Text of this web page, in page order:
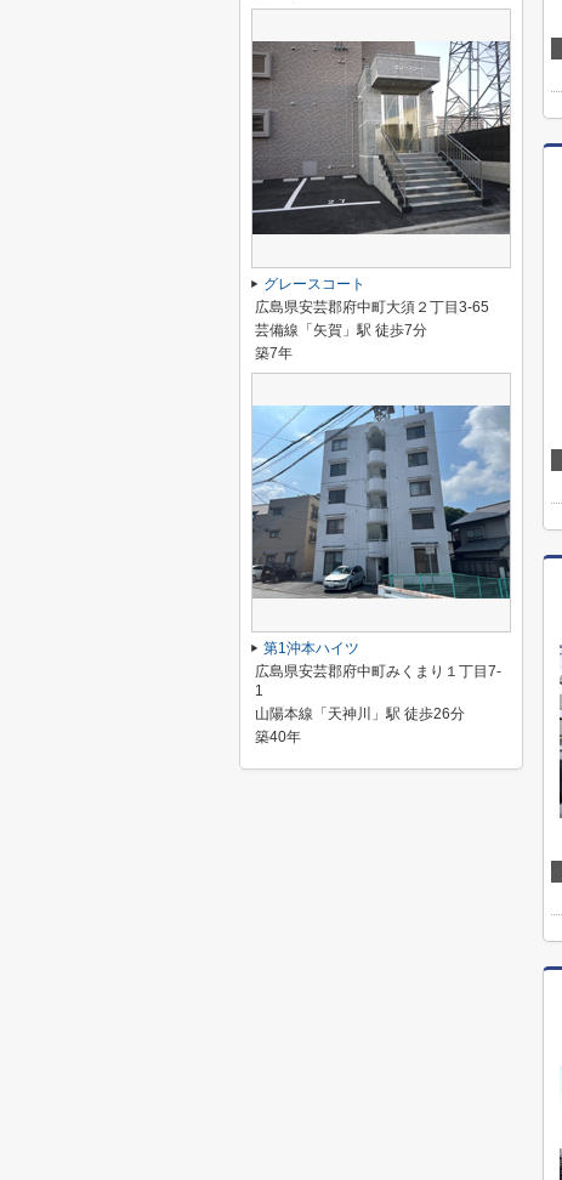
グレースコート
広島県安芸郡府中町大須２丁目3-65
芸備線「矢賀」駅 徒歩7分
築7年
第1沖本ハイツ
広島県安芸郡府中町みくまり１丁目7-
1
山陽本線「天神川」駅 徒歩26分
築40年